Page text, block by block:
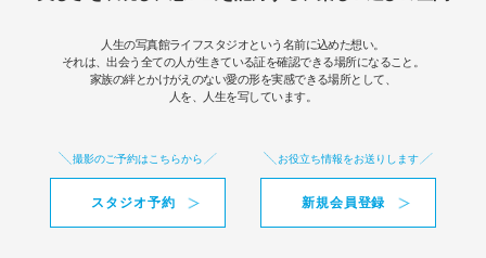
人生の写真館ライフスタジオという名前に込めた想い。
それは、出会う全ての人が生きている証を確認できる場所になること。
家族の絆とかけがえのない愛の形を実感できる場所として、
人を、人生を写しています。
撮影のご予約はこちらから
スタジオ予約
お役立ち情報をお送りします
新規会員登録